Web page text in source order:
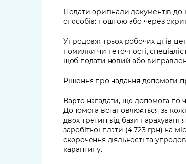
Подати оригінали документів до
способів: поштою або через
Упродовж трьох робочих днів
помилки чи неточності,
щоб подати новий або
Рішення про надання допомоги
Варто нагадати, що допомога по
Допомога встановлюється за
двох третин від бази
заробітної плати (4 723 грн) на
скорочення діяльності та
карантину.